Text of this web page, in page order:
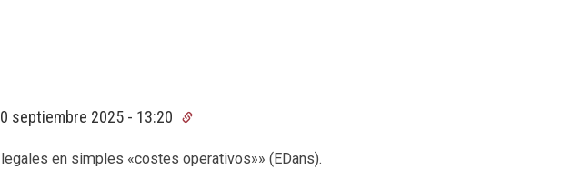
septiembre 2025 - 13:20
en simples «costes operativos»» (EDans).